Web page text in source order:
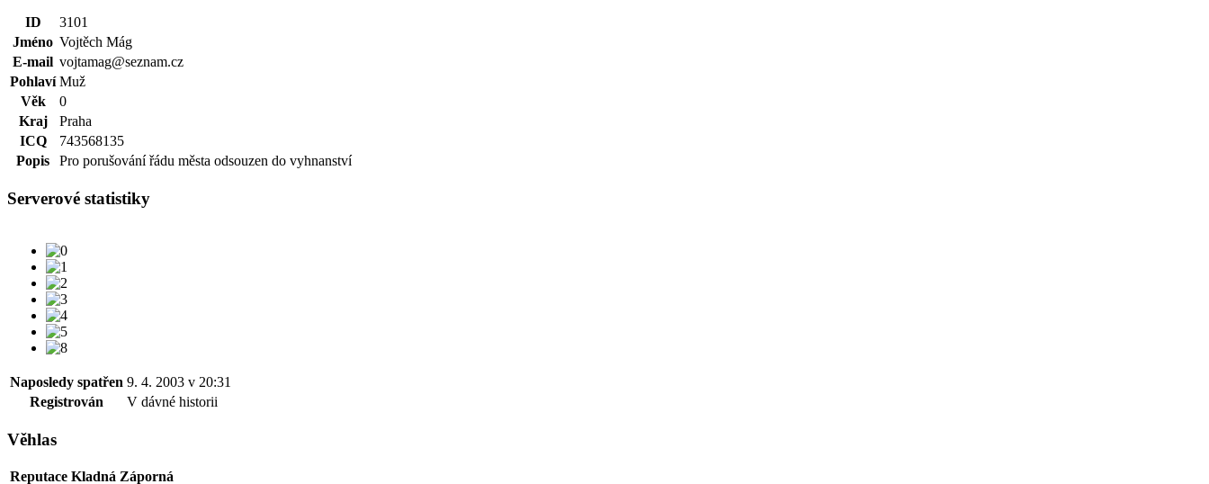
ID
3101
Jméno Vojtěch Mág
E-mail vojtamag@seznam.cz
Pohlaví Muž
Věk
0
Kraj
Praha
ICQ
743568135
Popis
Pro porušování řádu města odsouzen do vyhnanství
Serverové statistiky
Naposledy spatřen 9. 4. 2003 v 20:31
Registrován
V dávné historii
Věhlas
Reputace Kladná Záporná